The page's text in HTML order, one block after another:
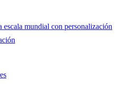
escala mundial con personalización